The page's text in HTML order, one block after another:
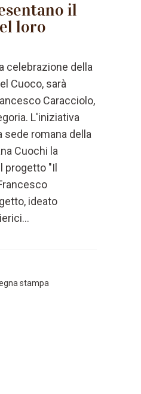
il
loro
celebrazione della
Cuoco, sarà
Caracciolo,
L'iniziativa
sede romana della
Cuochi la
progetto "Il
ideato
stampa